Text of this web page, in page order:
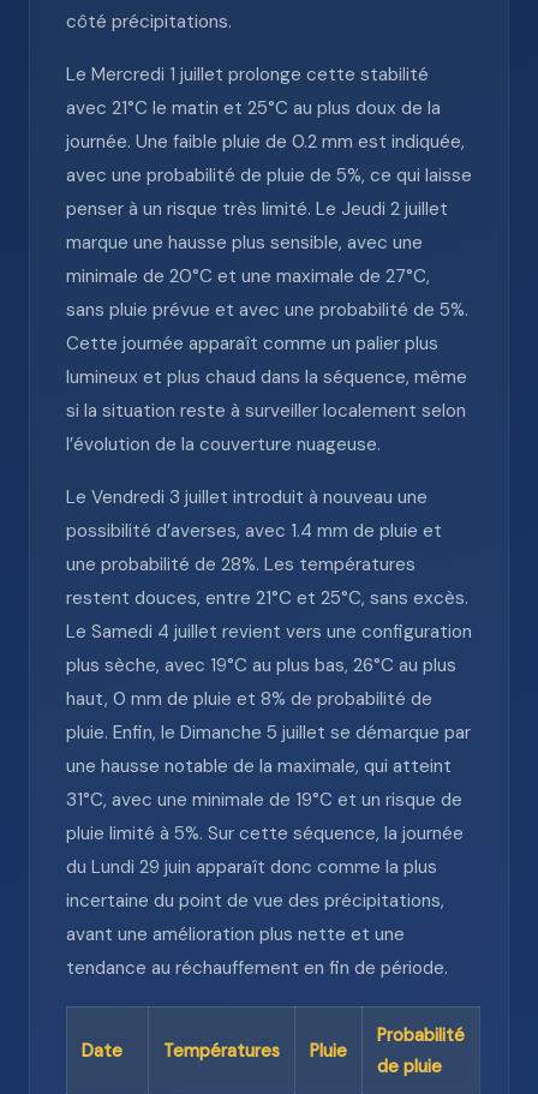
côté précipitations.
Le Mercredi 1 juillet prolonge cette stabilité
avec 21°C le matin et 25°C au plus doux de la
journée. Une faible pluie de 0.2 mm est indiquée,
avec une probabilité de pluie de 5%, ce qui laisse
penser à un risque très limité. Le Jeudi 2 juillet
marque une hausse plus sensible, avec une
minimale de 20°C et une maximale de 27°C,
sans pluie prévue et avec une probabilité de 5%.
Cette journée apparaît comme un palier plus
lumineux et plus chaud dans la séquence, même
si la situation reste à surveiller localement selon
l’évolution de la couverture nuageuse.
Le Vendredi 3 juillet introduit à nouveau une
possibilité d’averses, avec 1.4 mm de pluie et
une probabilité de 28%. Les températures
restent douces, entre 21°C et 25°C, sans excès.
Le Samedi 4 juillet revient vers une configuration
plus sèche, avec 19°C au plus bas, 26°C au plus
haut, 0 mm de pluie et 8% de probabilité de
pluie. Enfin, le Dimanche 5 juillet se démarque par
une hausse notable de la maximale, qui atteint
31°C, avec une minimale de 19°C et un risque de
pluie limité à 5%. Sur cette séquence, la journée
du Lundi 29 juin apparaît donc comme la plus
incertaine du point de vue des précipitations,
avant une amélioration plus nette et une
tendance au réchauffement en fin de période.
Date Températures Pluie
Probabilité
de pluie